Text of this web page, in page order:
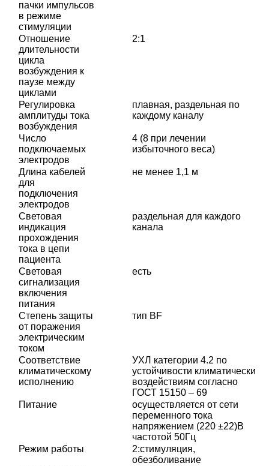
пачки импульсов
в режиме
стимуляции
Отношение
длительности
цикла
возбуждения к
паузе между
циклами
2:1
Регулировка
амплитуды тока
возбуждения
плавная, раздельная по
каждому каналу
Число
подключаемых
электродов
4 (8 при лечении
избыточного веса)
Длина кабелей
для
подключения
электродов
не менее 1,1 м
Световая
индикация
прохождения
тока в цепи
пациента
раздельная для каждого
канала
Световая
сигнализация
включения
питания
есть
Степень защиты
от поражения
электрическим
током
тип BF
Соответствие
климатическому
исполнению
УХЛ категории 4.2 по
устойчивости климатическим
воздействиям согласно
ГОСТ 15150 – 69
Питание
осуществляется от сети
переменного тока
напряжением (220 ±22)В
частотой 50Гц
Режим работы
2:стимуляция,
обезболивание